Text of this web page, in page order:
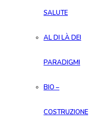
SALUTE
AL DI LÀ DEI
PARADIGMI
BIO –
COSTRUZIONE